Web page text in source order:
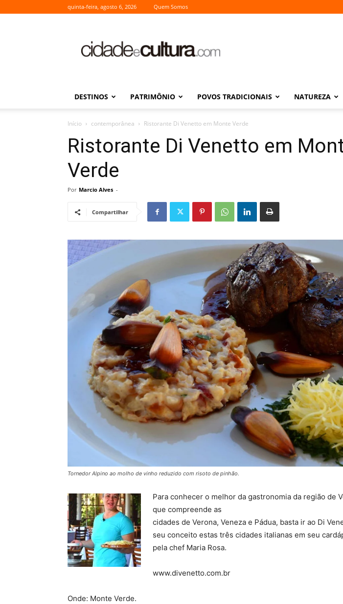
quinta-feira, agosto 6, 2026 Quem Somos
Cultura
DESTINOS PATRIMÔNIO POVOS TRADICIONAIS NATUREZA
Início contemporânea Ristorante Di Venetto em Monte Verde
Ristorante Di Venetto em
Verde
Por Marcio Alves -
Compartilhar
Tornedor Alpino ao molho de vinho reduzido com risoto de pinhão.
Para conhecer o melhor da gastronomia da região de
que compreende as
cidades de Verona, Veneza e Pádua, basta ir ao Di
seu conceito estas três cidades italianas em seu
pela chef Maria Rosa.
www.divenetto.com.br
Onde: Monte Verde.